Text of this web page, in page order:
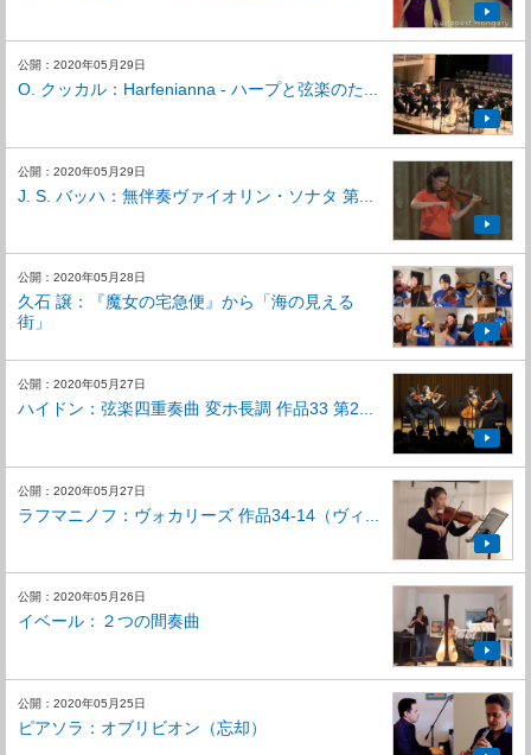
公開：2020年05月29日
O. クッカル：Harfenianna - ハープと弦楽のた...
公開：2020年05月29日
J. S. バッハ：無伴奏ヴァイオリン・ソナタ 第...
公開：2020年05月28日
久石 譲：『魔女の宅急便』から「海の見える
街」
公開：2020年05月27日
ハイドン：弦楽四重奏曲 変ホ長調 作品33 第2...
公開：2020年05月27日
ラフマニノフ：ヴォカリーズ 作品34-14（ヴィ...
公開：2020年05月26日
イベール：２つの間奏曲
公開：2020年05月25日
ピアソラ：オブリビオン（忘却）